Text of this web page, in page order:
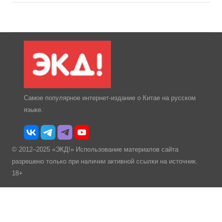
Самое популярное интернет-издание о Китае на русском
языке.
© 2012–2025 «ЭКД!» Использование материалов сайта
разрешено только при наличии активной ссылки на источник.
18+